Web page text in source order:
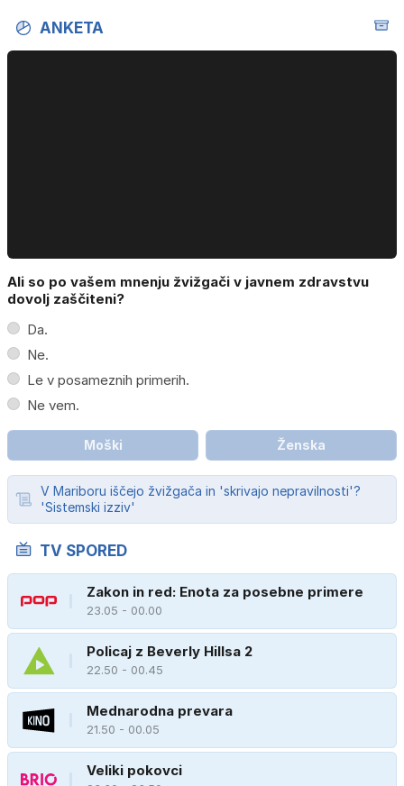
ANKETA
Ali so po vašem mnenju žvižgači v javnem zdravstvu
dovolj zaščiteni?
Da.
Ne.
Le v posameznih primerih.
Ne vem.
Moški Ženska
V Mariboru iščejo žvižgača in 'skrivajo nepravilnosti'?
'Sistemski izziv'
TV SPORED
Zakon in red: Enota za posebne primere
23.05 - 00.00
Policaj z Beverly Hillsa 2
22.50 - 00.45
Mednarodna prevara
21.50 - 00.05
Veliki pokovci